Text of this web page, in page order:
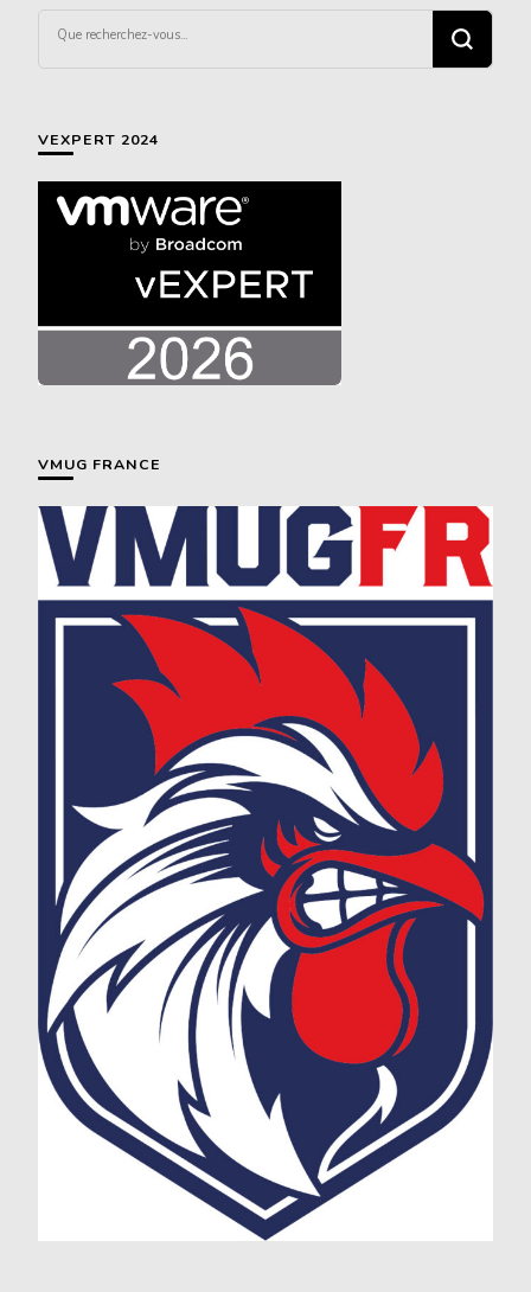
recherchiez
quelque
VEXPERT 2024
VMUG FRANCE